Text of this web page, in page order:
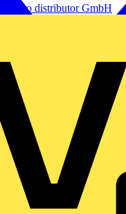
electro distributor GmbH